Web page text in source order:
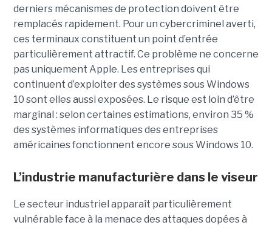
derniers mécanismes de protection doivent être
remplacés rapidement. Pour un cybercriminel averti,
ces terminaux constituent un point d’entrée
particulièrement attractif. Ce problème ne concerne
pas uniquement Apple. Les entreprises qui
continuent d’exploiter des systèmes sous Windows
10 sont elles aussi exposées. Le risque est loin d’être
marginal : selon certaines estimations, environ 35 %
des systèmes informatiques des entreprises
américaines fonctionnent encore sous Windows 10.
L’industrie manufacturière dans le viseur
Le secteur industriel apparaît particulièrement
vulnérable face à la menace des attaques dopées à